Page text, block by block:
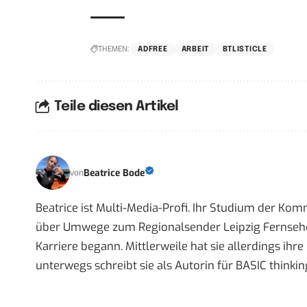
THEMEN: ADFREE ARBEIT BTLISTICLE
Teile diesen Artikel
vonBeatrice Bode
Beatrice ist Multi-Media-Profi. Ihr Studium der
über Umwege zum Regionalsender Leipzig
Karriere begann. Mittlerweile hat sie allerdings
unterwegs schreibt sie als Autorin für BASIC